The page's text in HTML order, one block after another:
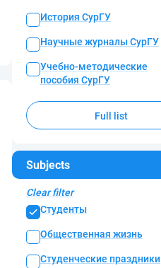
История СурГУ
Научные журналы СурГУ
Учебно-методические
пособия СурГУ
Full list
Subjects
Clear filter
Студенты
Общественная жизнь
Студенческие праздники